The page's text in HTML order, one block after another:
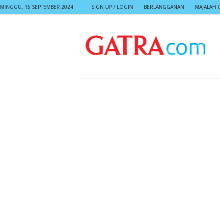
MINGGU, 15 SEPTEMBER 2024 SIGN UP / LOGIN BERLANGGANAN MAJALAH